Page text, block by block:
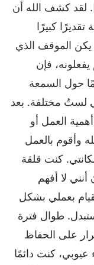
. لقد كشف الله أن
كبيرًا
يكن الموقف الذي
فإن
حول السمعة
لستُ مختلفة. بعد
العمل أو
وأقوم بالعمل
كنت قلقة
لا أفهم
بعملي بشكل
طوال فترة
على الحفاظ
كنت دائمًا